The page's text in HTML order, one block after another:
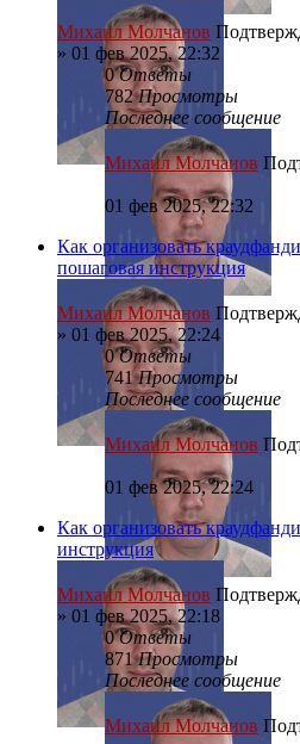
Михаил Молчанов
» 01 фев 2025, 22:32
0Ответы
782Просмотры
Последнее сообщение
Михаил Молчанов
01 фев 2025, 22:32
Как организовать
пошаговая инструкция
Михаил Молчанов
» 01 фев 2025, 22:24
0Ответы
741Просмотры
Последнее сообщение
Михаил Молчанов
01 фев 2025, 22:24
Как организовать
инструкция
Михаил Молчанов
» 01 фев 2025, 22:18
0Ответы
871Просмотры
Последнее сообщение
Михаил Молчанов